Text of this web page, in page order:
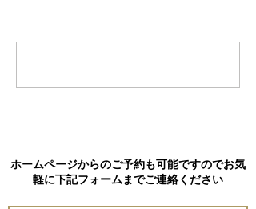
ホームページからのご予約も可能ですのでお気
軽に下記フォームまでご連絡ください